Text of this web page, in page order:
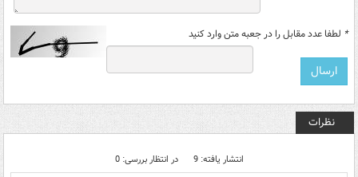
* لطفا عدد مقابل را در جعبه متن وارد کنید
نظرات
انتشار یافته: 9 در انتظار بررسی: 0